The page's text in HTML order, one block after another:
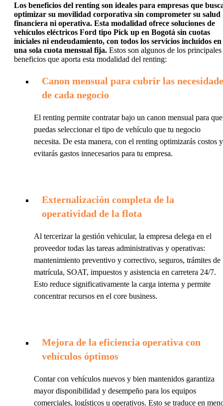
Los beneficios del renting son ideales para empresas que
optimizar su movilidad corporativa sin comprometer su salud
financiera ni operativa. Esta modalidad ofrece soluciones de
vehículos eléctricos Ford tipo Pick up en Bogotá sin cuotas
iniciales ni endeudamiento, con todos los servicios incluidos en
una sola cuota mensual fija. Estos son algunos de los principales
beneficios que aporta esta modalidad del renting:
Canon mensual para cubrir las
de cada negocio
El renting permite contratar bajo un canon mensual para que
puedas seleccionar el tipo de vehículo que tu negocio
necesita. De esta manera, con el renting optimizarás costos y
evitarás gastos innecesarios para tu empresa.
Externalización completa de la
operatividad de la flota
Al tercerizar la gestión vehicular, la empresa delega en el
proveedor todas las tareas administrativas y operativas:
mantenimiento preventivo y correctivo, seguros, trámites de
matrícula, SOAT, impuestos y asistencia en carretera 24/7.
Esto reduce significativamente la carga interna y permite
concentrar recursos en el core business.
Mejora de la eficiencia operativa con
vehículos óptimos
Contar con vehículos nuevos y bien mantenidos garantiza
mayor disponibilidad y desempeño para los equipos
comerciales, logísticos u operativos. Esto se traduce en